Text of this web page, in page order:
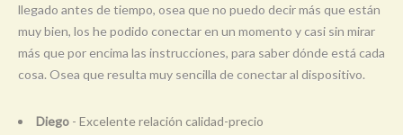
llegado antes de tiempo, osea que no puedo decir más que están
muy bien, los he podido conectar en un momento y casi sin mirar
más que por encima las instrucciones, para saber dónde está cada
cosa. Osea que resulta muy sencilla de conectar al dispositivo.
Diego - Excelente relación calidad-precio